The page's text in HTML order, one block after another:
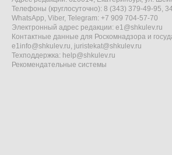
Телефоны (круглосуточно): 8 (343) 379-49-95,
WhatsApp, Viber, Telegram: +7 909 704-57-70
Электронный адрес редакции: e1@shkulev.ru
Контактные данные для Роскомнадзора и
e1info@shkulev.ru, juristekat@shkulev.ru
Техподдержка: help@shkulev.ru
Рекомендательные системы